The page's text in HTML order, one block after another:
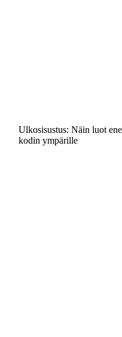
Ulkosisustus: Näin luot
kodin ympärille